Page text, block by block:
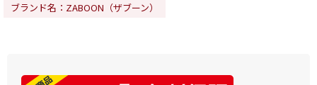
ブランド名：ZABOON（ザブーン）